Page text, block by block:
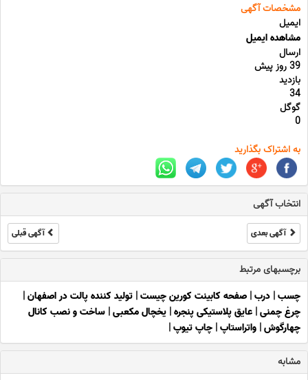
مشخصات آگهی
ایمیل
مشاهده ایمیل
ارسال
39 روز پیش
بازدید
34
گوگل
0
به اشتراک بگذارید
انتخاب آگهی
آگهی بعدی آگهی قبلی
برچسبهای مرتبط
چسب| درب| صفحه کابینت کورین چیست| تولید کننده پالت در اصفهان|
چرغ چمنی| عایق پلاستیکی پنجره| یخچال مکعبی| ساخت و نصب کانال
چهارگوش| واتراستاپ| چاپ تیوپ|
مشابه